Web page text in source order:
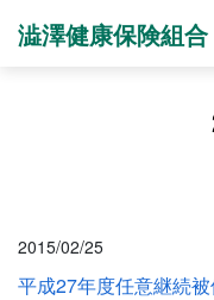
澁澤健康保険組合
2015/02/25
平成27年度任意継続